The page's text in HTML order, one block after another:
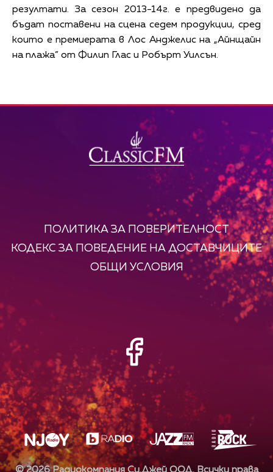
резултати. За сезон 2013-14г. е предвидено да
бъдат поставени на сцена седем продукции, сред
които е премиерата в Лос Анджелис на „Айнщайн
на плажа” от Филип Глас и Робърт Уилсън.
ПОЛИТИКА ЗА ПОВЕРИТЕЛНОСТ
КОДЕКС ЗА ПОВЕДЕНИЕ НА ДОСТАВЧИЦИТЕ
ОБЩИ УСЛОВИЯ
©2026Радиокомпания Си.Джей ООД. Всички права